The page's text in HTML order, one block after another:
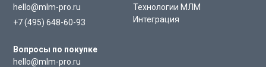
hello@mlm-pro.ru
+7 (495) 648-60-93
Вопросы по покупке
hello@mlm-pro.ru
Технологии МЛМ
Интеграция